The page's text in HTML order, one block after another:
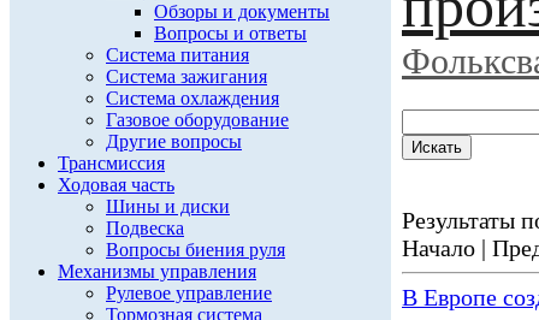
Обзоры и документы
Вопросы и ответы
Система питания
Система зажигания
Система охлаждения
Газовое оборудование
Другие вопросы
Трансмиссия
Ходовая часть
Шины и диски
Подвеска
Вопросы биения руля
Механизмы управления
Рулевое управление
Тормозная система
Результаты
Начало |
В Европе